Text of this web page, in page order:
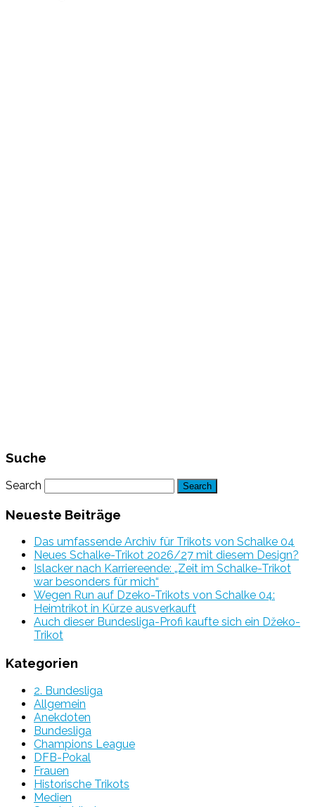
Suche
Search
Neueste Beiträge
Das umfassende Archiv für Trikots von Schalke 04
Neues Schalke-Trikot 2026/27 mit diesem Design?
Islacker nach Karriereende: „Zeit im Schalke-Trikot
war besonders für mich“
Wegen Run auf Dzeko-Trikots von Schalke 04:
Heimtrikot in Kürze ausverkauft
Auch dieser Bundesliga-Profi kaufte sich ein Džeko-
Trikot
Kategorien
2. Bundesliga
Allgemein
Anekdoten
Bundesliga
Champions League
DFB-Pokal
Frauen
Historische Trikots
Medien